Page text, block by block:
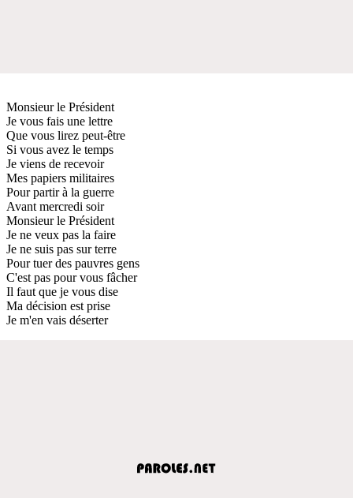
Monsieur le Président
Je vous fais une lettre
Que vous lirez peut-être
Si vous avez le temps
Je viens de recevoir
Mes papiers militaires
Pour partir à la guerre
Avant mercredi soir
Monsieur le Président
Je ne veux pas la faire
Je ne suis pas sur terre
Pour tuer des pauvres gens
C'est pas pour vous fâcher
Il faut que je vous dise
Ma décision est prise
Je m'en vais déserter